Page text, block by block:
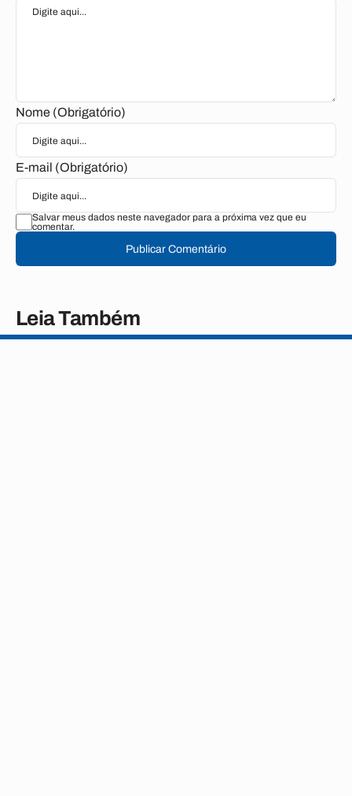
Nome (Obrigatório)
E-mail (Obrigatório)
Salvar meus dados neste navegador para a próxima vez que eu
comentar.
Publicar Comentário
Leia Também